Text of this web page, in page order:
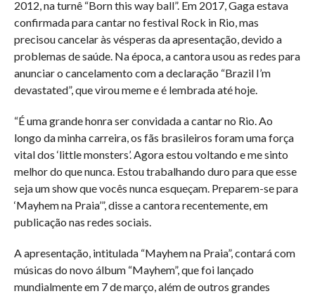
2012, na turnê “Born this way ball”. Em 2017, Gaga estava
confirmada para cantar no festival Rock in Rio, mas
precisou cancelar às vésperas da apresentação, devido a
problemas de saúde. Na época, a cantora usou as redes para
anunciar o cancelamento com a declaração “Brazil I’m
devastated”, que virou meme e é lembrada até hoje.
“É uma grande honra ser convidada a cantar no Rio. Ao
longo da minha carreira, os fãs brasileiros foram uma força
vital dos ‘little monsters’. Agora estou voltando e me sinto
melhor do que nunca. Estou trabalhando duro para que esse
seja um show que vocês nunca esqueçam. Preparem-se para
‘Mayhem na Praia’”, disse a cantora recentemente, em
publicação nas redes sociais.
A apresentação, intitulada “Mayhem na Praia”, contará com
músicas do novo álbum “Mayhem”, que foi lançado
mundialmente em 7 de março, além de outros grandes